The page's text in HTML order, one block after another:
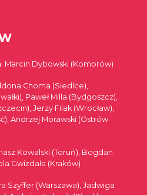
Marcin Dybowski (Komorów)
Choma (Siedlce),
Paweł Milla (Bydgoszcz),
Jerzy Filak (Wrocław),
Andrzej Morawski (Ostrów
Kowalski (Toruń), Bogdan
Gwizdała (Kraków)
Szyffer (Warszawa), Jadwiga